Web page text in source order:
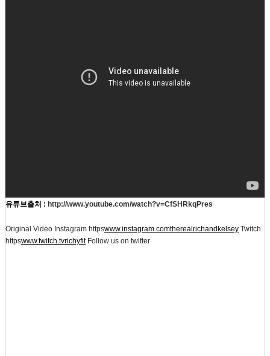
유튜브출처 : http://www.youtube.com/watch?v=CfSHRkqPres
Original Video Instagram httpswww.instagram.comtherealrichandkelsey Twitch
httpswww.twitch.tvrichyfitFollow us on twitter